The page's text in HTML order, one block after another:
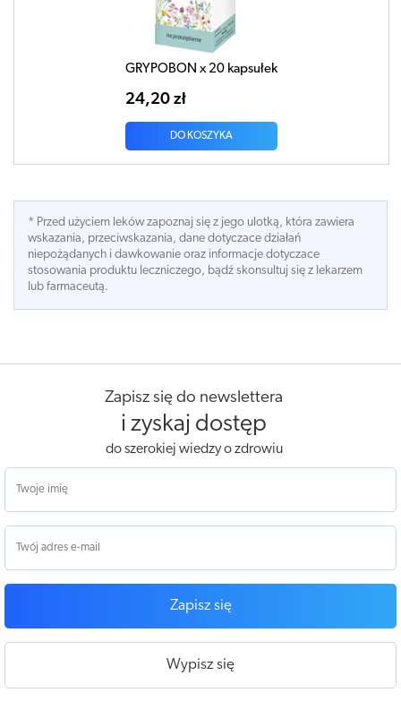
GRYPOBON x 20 kapsułek
24,20 zł
DO KOSZYKA
* Przed użyciem leków zapoznaj się z jego ulotką, która zawiera
wskazania, przeciwskazania, dane dotyczace działań
niepożądanych i dawkowanie oraz informacje dotyczace
stosowania produktu leczniczego, bądź skonsultuj się z lekarzem
lub farmaceutą.
Zapisz się do newslettera
i zyskaj dostęp
do szerokiej wiedzy o zdrowiu
Zapisz się
Wypisz się